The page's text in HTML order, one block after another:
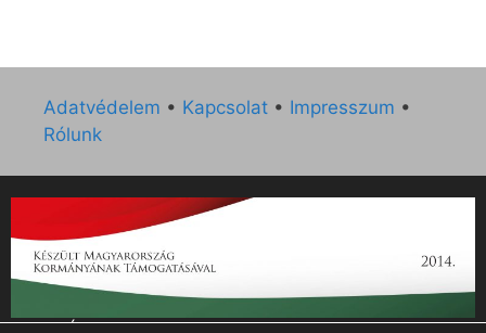
Adatvédelem • Kapcsolat • Impresszum •
Rólunk